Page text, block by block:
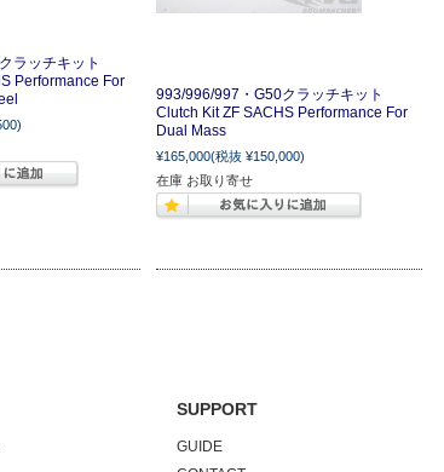
ラッチキット
Performance For
993/996/997・G50クラッチキット
Clutch Kit ZF SACHS Performance For
Dual Mass
¥165,000(税抜 ¥150,000)
在庫 お取り寄せ
SUPPORT
GUIDE